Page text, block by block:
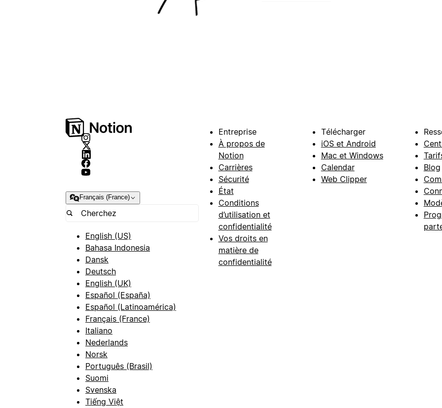
Français (France)
English (US)
Bahasa Indonesia
Dansk
Deutsch
English (UK)
Español (España)
Español (Latinoamérica)
Français (France)
Italiano
Nederlands
Norsk
Português (Brasil)
Suomi
Svenska
Tiếng Việt
Entreprise
À propos de
Notion
Carrières
Sécurité
État
Conditions
d’utilisation et
confidentialité
Vos droits en
matière de
confidentialité
Télécharger
iOS et Android
Mac et Windows
Calendar
Web Clipper
Blog